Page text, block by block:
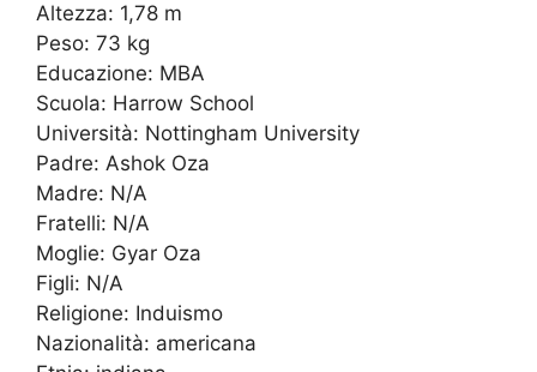
Altezza: 1,78 m
Peso: 73 kg
Educazione: MBA
Scuola: Harrow School
Università: Nottingham University
Padre: Ashok Oza
Madre: N/A
Fratelli: N/A
Moglie: Gyar Oza
Figli: N/A
Religione: Induismo
Nazionalità: americana